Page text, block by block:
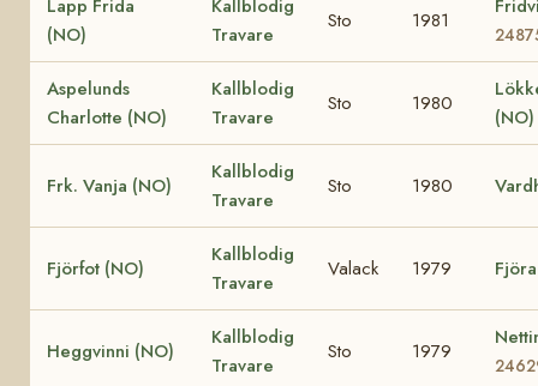
Lapp Frida
(NO)
Kallblodig
Travare
Sto 1981
Aspelunds
Charlotte (NO)
Kallblodig
Travare
Sto 1980
(NO)
Frk. Vanja (NO)
Kallblodig
Travare
Sto 1980
Fjörfot (NO)
Kallblodig
Travare
Valack 1979
Heggvinni (NO)
Kallblodig
Travare
Sto 1979